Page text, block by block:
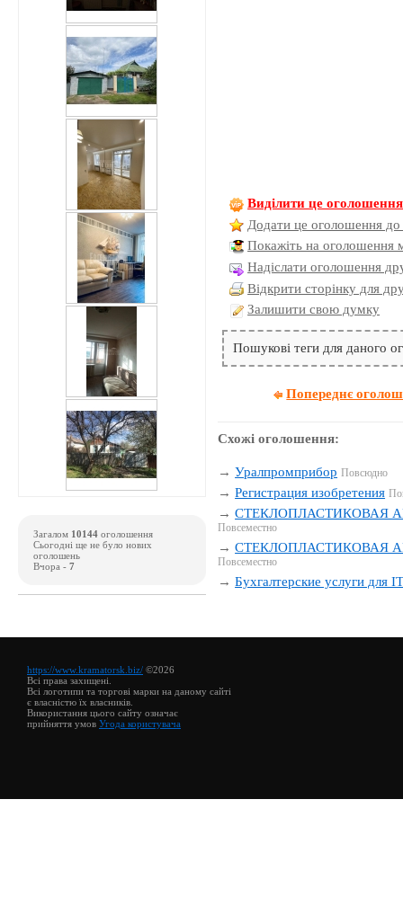
Виділити це оголошення
Додати це оголошення до
Покажіть на оголошення
Надіслати оголошення
Відкрити сторінку для
Залишити свою думку
Пошукові теги для даного
Попереднє
Схожі оголошення:
→Уралпромприбор Повсюдно
→Регистрация изобретения
→СТЕКЛОПЛАСТИКОВАЯ
Повсеместно
→СТЕКЛОПЛАСТИКОВАЯ
Повсеместно
→Бухгалтерские услуги для
Загалом 10144 оголошення
Сьогодні ще не було нових
оголошень
Вчора - 7
https://www.kramatorsk.biz/ ©2026
Всі права захищені.
Всі логотипи та торгові марки на даному сайті
є власністю їх власників.
Використання цього сайту означає
прийняття умов Угода користувача